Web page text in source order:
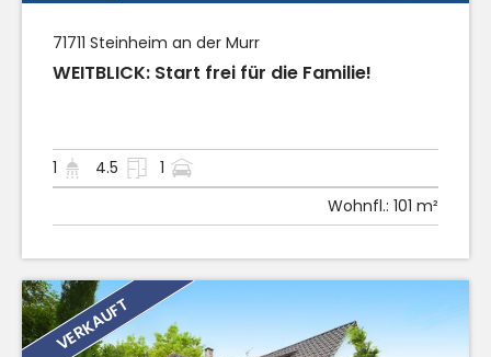
71711 Steinheim an der Murr
WEITBLICK: Start frei für die Familie!
1 4.5
1
Wohnfl.: 101 m²
VERKAUFT